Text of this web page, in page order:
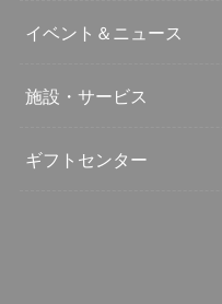
イベント＆ニュース
施設・サービス
ギフトセンター